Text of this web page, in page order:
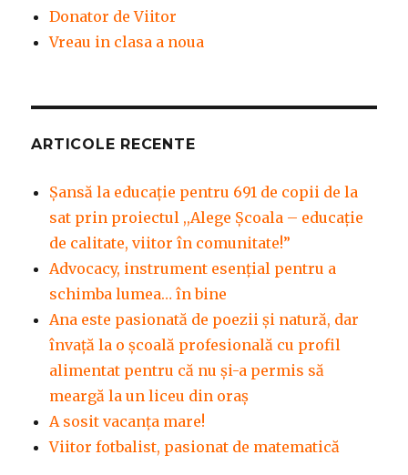
Donator de Viitor
Vreau in clasa a noua
ARTICOLE RECENTE
Șansă la educație pentru 691 de copii de la
sat prin proiectul ,,Alege Școala – educație
de calitate, viitor în comunitate!”
Advocacy, instrument esenţial pentru a
schimba lumea… în bine
Ana este pasionată de poezii și natură, dar
învață la o școală profesională cu profil
alimentat pentru că nu și-a permis să
meargă la un liceu din oraș
A sosit vacanța mare!
Viitor fotbalist, pasionat de matematică